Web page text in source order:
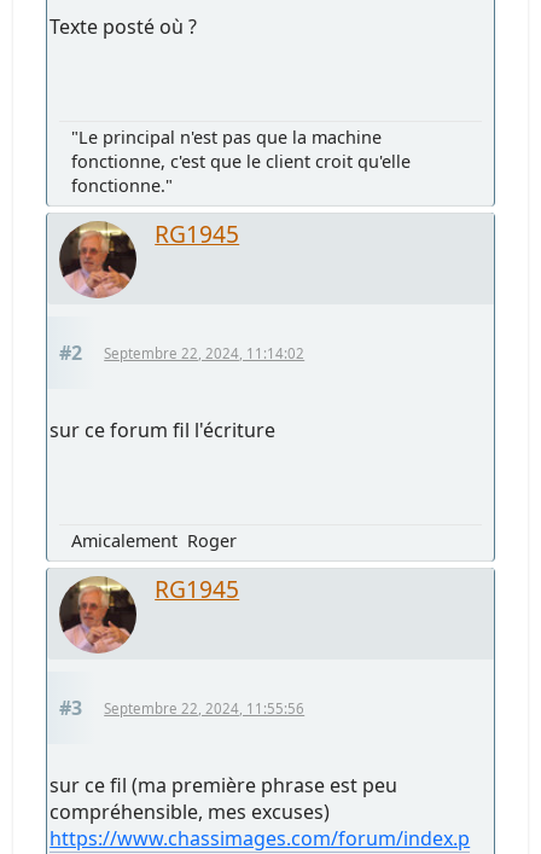
Texte posté où ?
"Le principal n'est pas que la machine
fonctionne, c'est que le client croit qu'elle
fonctionne."
RG1945
#2 Septembre 22, 2024, 11:14:02
sur ce forum fil l'écriture
Amicalement Roger
RG1945
#3 Septembre 22, 2024, 11:55:56
sur ce fil (ma première phrase est peu
compréhensible, mes excuses)
https://www.chassimages.com/forum/index.p